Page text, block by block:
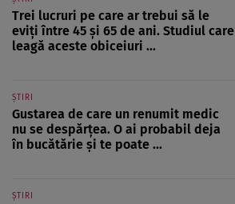
Trei lucruri pe care ar trebui să le
eviți între 45 și 65 de ani. Studiul care
leagă aceste obiceiuri ...
ȘTIRI
Gustarea de care un renumit medic
nu se despărțea. O ai probabil deja
în bucătărie și te poate ...
ȘTIRI